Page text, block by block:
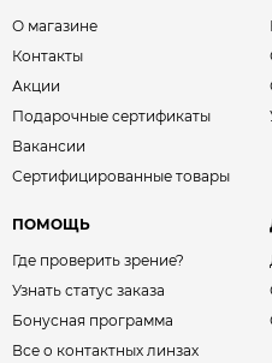
О магазине
Контакты
Акции
Подарочные сертификаты
Вакансии
Сертифицированные товары
ПОМОЩЬ
Где проверить зрение?
Узнать статус заказа
Бонусная программа
Все о контактных линзах